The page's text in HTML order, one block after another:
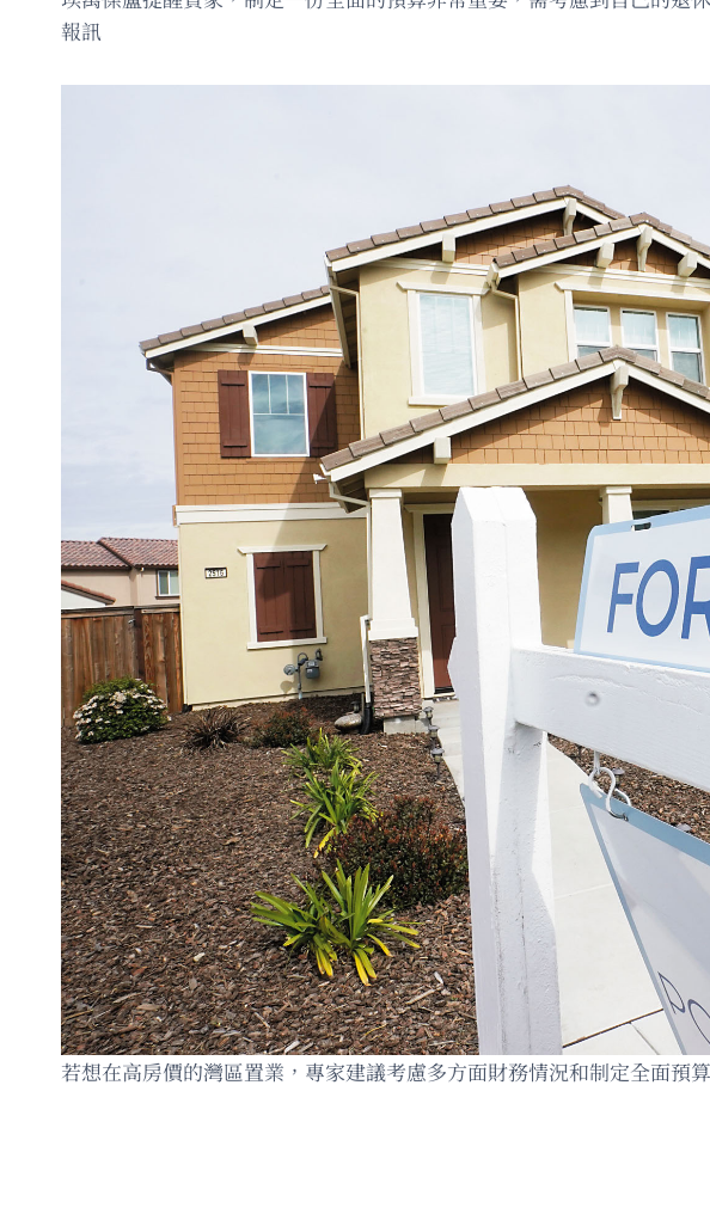
報訊
若想在高房價的灣區置業，專家建議考慮多方面財務情況和制定全面預